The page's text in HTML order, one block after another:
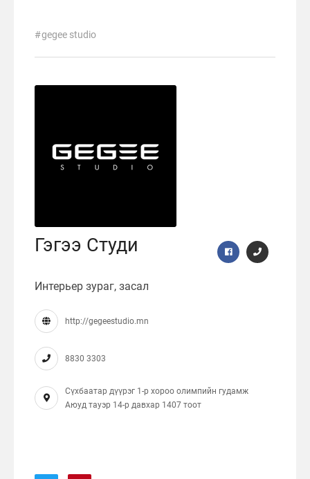
gegee studio
Гэгээ Студи
Интерьер зураг, засал
http://gegeestudio.mn
8830 3303
Сүхбаатар дүүрэг 1-р хороо олимпийн гудамж
Аюуд тауэр 14-р давхар 1407 тоот